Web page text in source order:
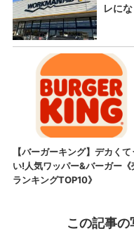
この記事の